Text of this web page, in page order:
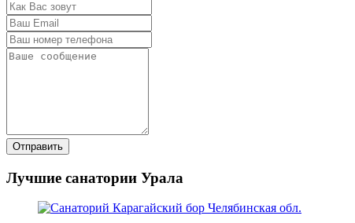
Отправить
Лучшие санатории Урала